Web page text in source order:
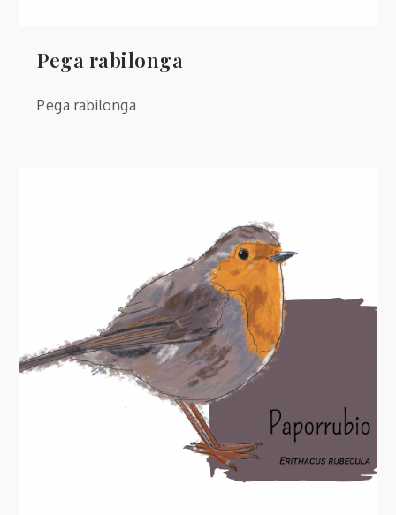
Pega rabilonga
Pega rabilonga